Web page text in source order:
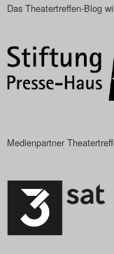
Das Theatertreffen-Blog
Medienpartner